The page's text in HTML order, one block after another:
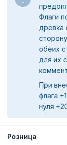
Флаги
древка
обеих
для их
При
флага
нуля
Розница